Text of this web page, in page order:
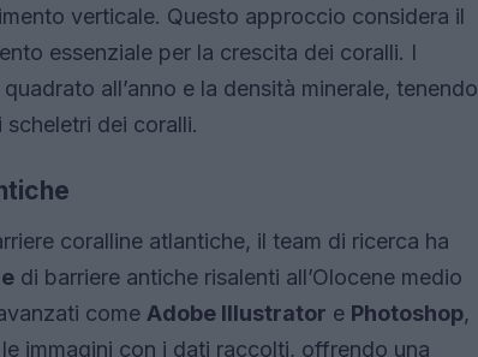
verticale. Questo approccio considera il
essenziale per la crescita dei coralli. I
all’anno e la densità minerale, tenendo
dei coralli.
coralline atlantiche, il team di ricerca ha
di barriere antiche risalenti all’Olocene medio
come Adobe Illustrator e Photoshop,
immagini con i dati raccolti, offrendo una